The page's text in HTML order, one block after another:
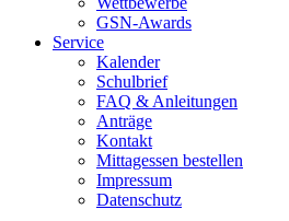
GSN-Awards
Service
Kalender
Schulbrief
FAQ & Anleitungen
Anträge
Kontakt
Mittagessen bestellen
Impressum
Datenschutz